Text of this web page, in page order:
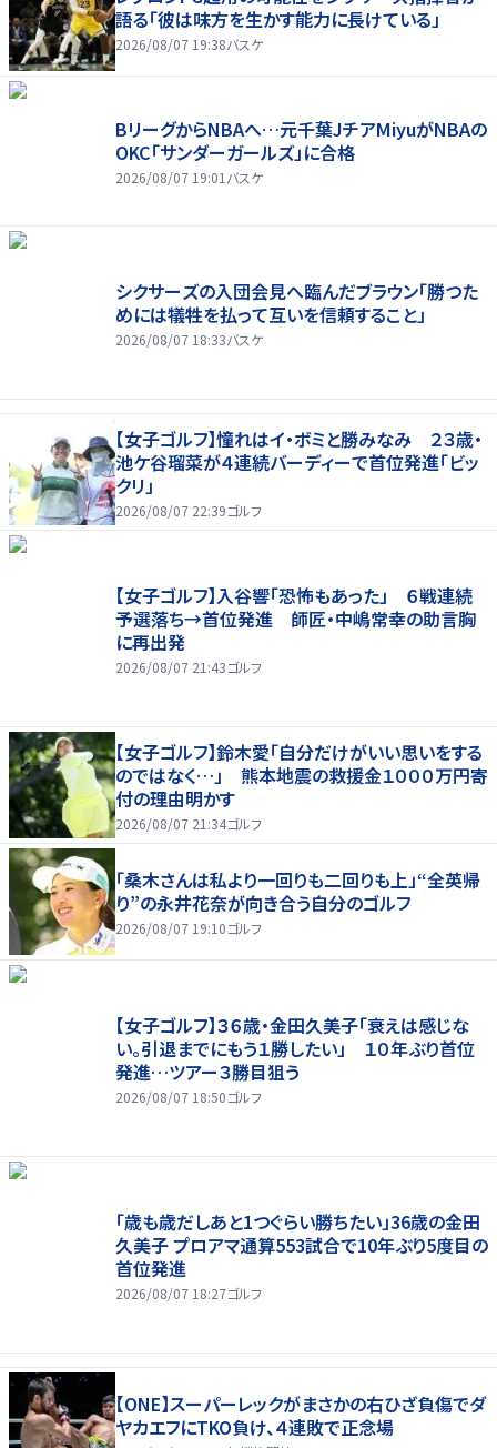
語る「彼は味方を生かす能力に長けている」
2026/08/07 19:38バスケ
BリーグからNBAへ…元千葉JチアMiyuがNBAの
OKC「サンダーガールズ」に合格
2026/08/07 19:01 バスケ
シクサーズの入団会見へ臨んだブラウン「勝つた
めには犠牲を払って互いを信頼すること」
2026/08/07 18:33バスケ
【女子ゴルフ】憧れはイ・ボミと勝みなみ ２３歳・
池ケ谷瑠菜が４連続バーディーで首位発進「ビッ
クリ」
2026/08/07 22:39ゴルフ
【女子ゴルフ】入谷響「恐怖もあった」 ６戦連続
予選落ち→首位発進 師匠・中嶋常幸の助言胸
に再出発
2026/08/07 21:43ゴルフ
【女子ゴルフ】鈴木愛「自分だけがいい思いをする
のではなく…」 熊本地震の救援金１０００万円寄
付の理由明かす
2026/08/07 21:34ゴルフ
「桑木さんは私より一回りも二回りも上」“全英帰
り”の永井花奈が向き合う自分のゴルフ
2026/08/07 19:10ゴルフ
【女子ゴルフ】３６歳・金田久美子「衰えは感じな
い。引退までにもう１勝したい」 １０年ぶり首位
発進…ツアー３勝目狙う
2026/08/07 18:50ゴルフ
「歳も歳だしあと1つぐらい勝ちたい」36歳の金田
久美子 プロアマ通算553試合で10年ぶり5度目の
首位発進
2026/08/07 18:27ゴルフ
【ONE】スーパーレックがまさかの右ひざ負傷でダ
ヤカエフにTKO負け、４連敗で正念場